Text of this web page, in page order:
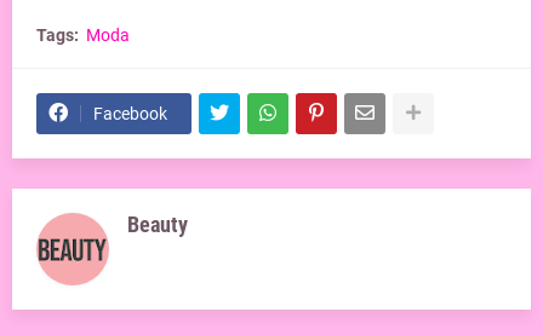
Tags: Moda
Facebook
Beauty